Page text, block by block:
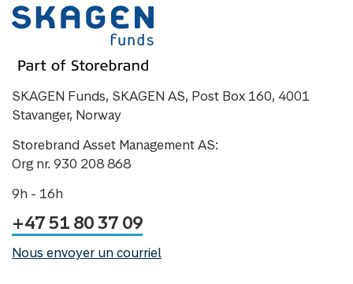
SKAGEN Funds, SKAGEN AS, Post Box 160, 4001
Stavanger, Norway
Storebrand Asset Management AS:
Org nr. 930 208 868
9h - 16h
+47 51 80 37 09
Nous envoyer un courriel